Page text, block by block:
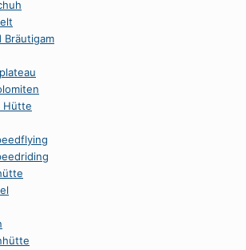
Bräutigam
Hütte